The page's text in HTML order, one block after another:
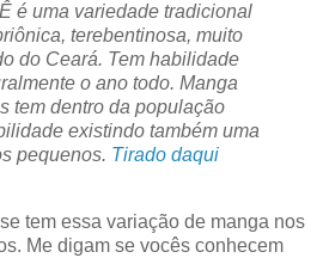
é uma variedade tradicional
terebentinosa, muito
do Ceará. Tem habilidade
o ano todo. Manga
tem dentro da população
existindo também uma
pequenos. Tirado daqui
tem essa variação de manga nos
Me digam se vocês conhecem